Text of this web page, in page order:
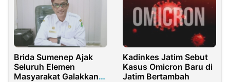
Brida Sumenep Ajak
Seluruh Elemen
Masyarakat Galakkan
Kadinkes Jatim Sebut
Kasus Omicron Baru di
Jatim Bertambah